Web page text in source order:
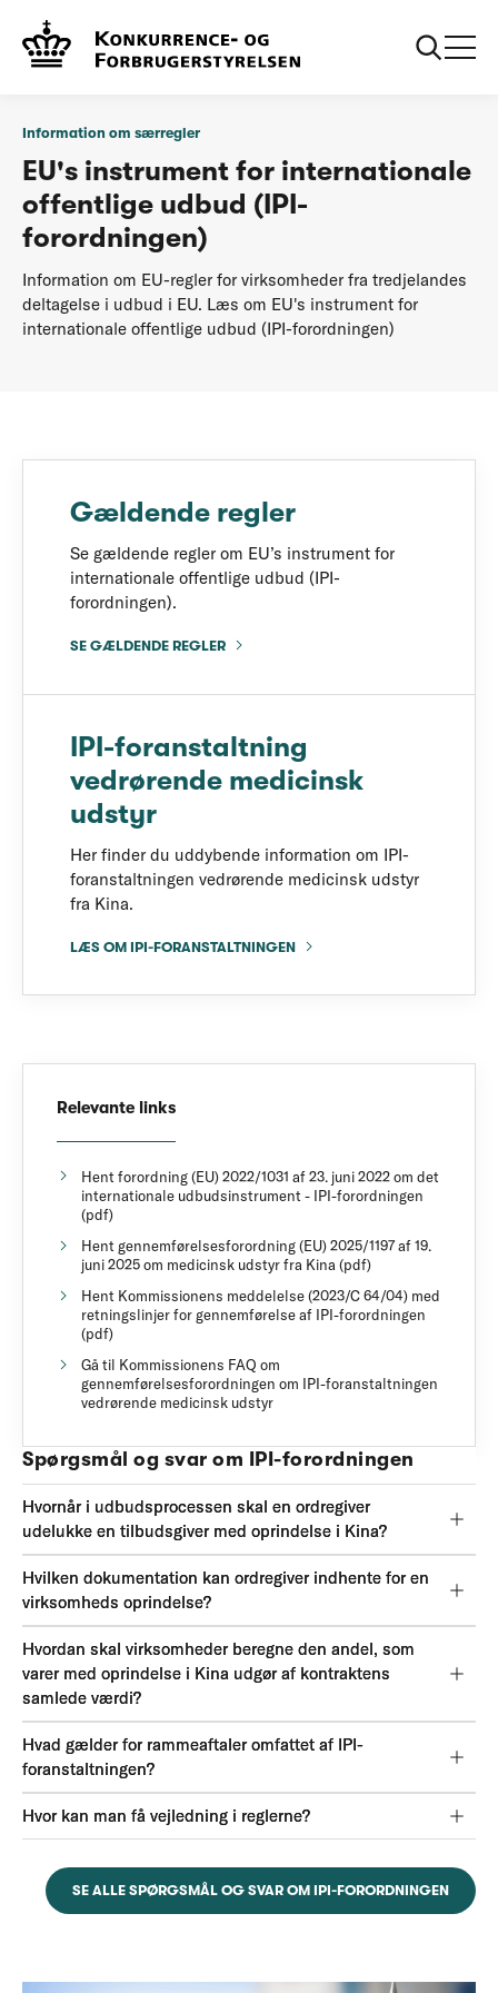
Information om særregler
Information om særregler
EU's instrument for internationale
offentlige udbud (IPI-
forordningen)
Information om EU-regler for virksomheder fra tredjelandes
deltagelse i udbud i EU. Læs om EU's instrument for
internationale offentlige udbud (IPI-forordningen)
Gældende regler
Se gældende regler om EU’s instrument for
internationale offentlige udbud (IPI-
forordningen).
SE GÆLDENDE REGLER
IPI-foranstaltning
vedrørende medicinsk
udstyr
Her finder du uddybende information om IPI-
foranstaltningen vedrørende medicinsk udstyr
fra Kina.
LÆS OM IPI-FORANSTALTNINGEN
Relevante links
Hent forordning (EU) 2022/1031 af 23. juni 2022 om det
internationale udbudsinstrument - IPI-forordningen
(pdf)
Hent gennemførelsesforordning (EU) 2025/1197 af 19.
juni 2025 om medicinsk udstyr fra Kina (pdf)
Hent Kommissionens meddelelse (2023/C 64/04) med
retningslinjer for gennemførelse af IPI-forordningen
(pdf)
Gå til Kommissionens FAQ om
gennemførelsesforordningen om IPI-foranstaltningen
vedrørende medicinsk udstyr
Spørgsmål og svar om IPI-forordningen
Hvornår i udbudsprocessen skal en ordregiver
udelukke en tilbudsgiver med oprindelse i Kina?
Hvilken dokumentation kan ordregiver indhente for en
virksomheds oprindelse?
Hvordan skal virksomheder beregne den andel, som
varer med oprindelse i Kina udgør af kontraktens
samlede værdi?
Hvad gælder for rammeaftaler omfattet af IPI-
foranstaltningen?
Hvor kan man få vejledning i reglerne?
SE ALLE SPØRGSMÅL OG SVAR OM IPI-FORORDNINGEN